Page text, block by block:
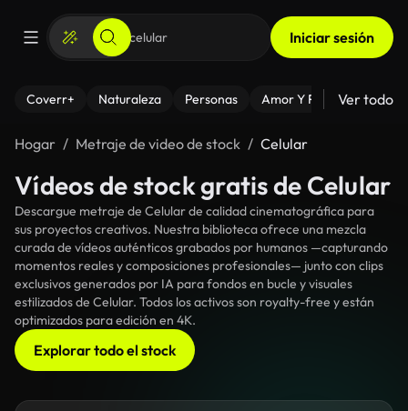
Iniciar sesión
Coverr+ Naturaleza Personas Amor Y Relaciones
Ver todo
Hogar Metraje de video de stock Celular
Vídeos de stock gratis de Celular
Descargue metraje de Celular de calidad cinematográfica para
sus proyectos creativos. Nuestra biblioteca ofrece una mezcla
curada de vídeos auténticos grabados por humanos —capturando
momentos reales y composiciones profesionales— junto con clips
exclusivos generados por IA para fondos en bucle y visuales
estilizados de Celular. Todos los activos son royalty-free y están
optimizados para edición en 4K.
Explorar todo el stock